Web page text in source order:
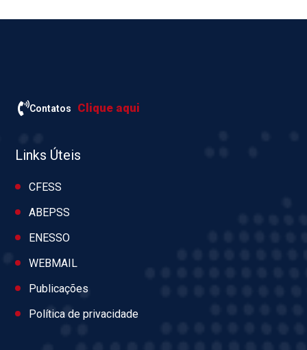
Contatos Clique aqui
Links Úteis
CFESS
ABEPSS
ENESSO
WEBMAIL
Publicações
Política de privacidade